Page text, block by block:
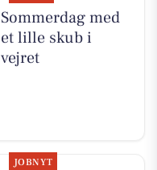
Sommerdag med
et lille skub i
vejret
JOBNYT